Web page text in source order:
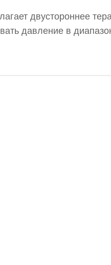
двустороннее
давление в
вариант BiPAP.
увлажнителя и